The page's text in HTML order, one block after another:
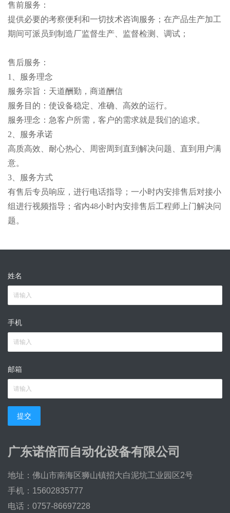
售前服务：
提供必要的考察便利和一切技术咨询服务；在产品生产加工
期间可派员到制造厂监督生产、监督检测、调试；
售后服务：
1、服务理念
服务宗旨：天道酬勤，商道酬信
服务目的：使设备稳定、准确、高效的运行。
服务理念：急客户所需，客户的需求就是我们的追求。
2、服务承诺
高质高效、耐心热心、周密周到直到解决问题、直到用户满
意。
3、服务方式
有售后专员响应，进行电话指导；一小时内安排售后对接小
组进行视频指导；省内48小时内安排售后工程师上门解决问
题。
姓名
手机
邮箱
提交
广东诺倍而自动化设备有限公司
地址：佛山市南海区狮山镇招大白泥坑工业园区2号
手机：15602835777
电话：0757-86697228